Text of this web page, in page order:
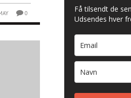
0
Få tilsendt de
Udsendes hver